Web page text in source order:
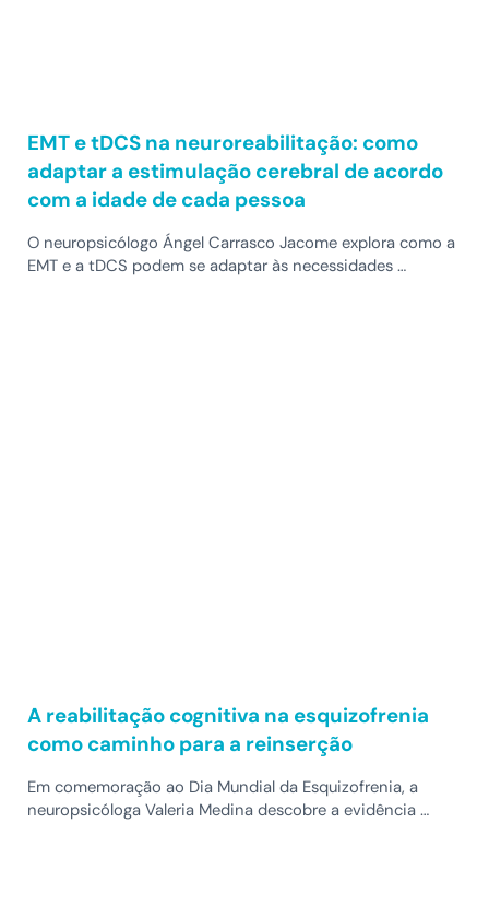
EMT e tDCS na neuroreabilitação: como
adaptar a estimulação cerebral de acordo
com a idade de cada pessoa
O neuropsicólogo Ángel Carrasco Jacome explora como a
EMT e a tDCS podem se adaptar às necessidades …
A reabilitação cognitiva na esquizofrenia
como caminho para a reinserção
Em comemoração ao Dia Mundial da Esquizofrenia, a
neuropsicóloga Valeria Medina descobre a evidência …